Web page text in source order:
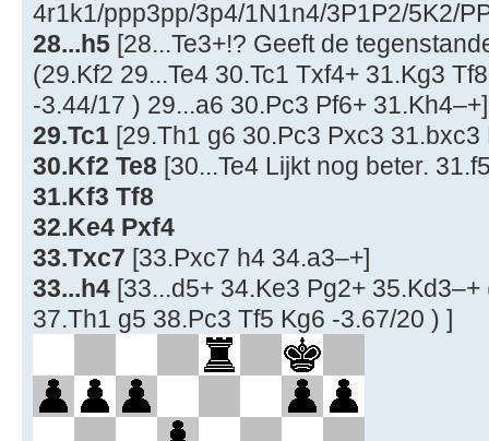
4r1k1/ppp3pp/3p4/1N1n4/3P1P2/5K2/
28...h5 [28...Te3+!? Geeft de
(29.Kf2 29...Te4 30.Tc1 Txf4+ 31.Kg3
-3.44/17 ) 29...a6 30.Pc3 Pf6+ 31.Kh4–+]
29.Tc1 [29.Th1 g6 30.Pc3 Pxc3 31.bxc3
30.Kf2 Te8 [30...Te4 Lijkt nog beter.
31.Kf3 Tf8
32.Ke4 Pxf4
33.Txc7 [33.Pxc7 h4 34.a3–+]
33...h4 [33...d5+ 34.Ke3 Pg2+
37.Th1 g5 38.Pc3 Tf5 Kg6 -3.67/20 ) ]